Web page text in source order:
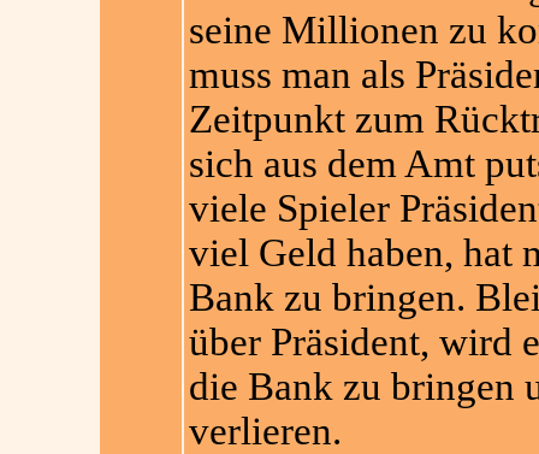
seine Millionen zu
muss man als
Zeitpunkt zum
sich aus dem Amt
viele Spieler
viel Geld haben, hat
Bank zu bringen.
über Präsident, wird
die Bank zu bringen
verlieren.